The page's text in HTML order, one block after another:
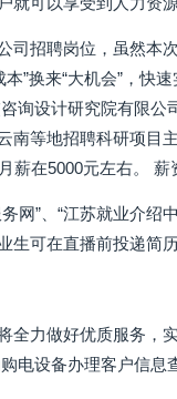
司招聘岗位，虽然本
”换来“大机会”，
询设计研究院有限
南等地招聘科研项目
薪在5000元左右。 薪
网”、“江苏就业介
生可在直播前投递简历
全力做好优质服务，
电设备办理客户信息